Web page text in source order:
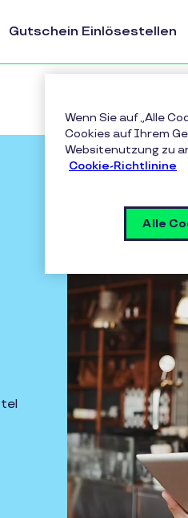
Gutschein Einlösestellen
Wenn Sie auf „Alle
Cookies auf Ihrem
Websitenutzung zu
Cookie-Richtlinine
Alle